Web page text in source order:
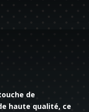
de
haute qualité, ce